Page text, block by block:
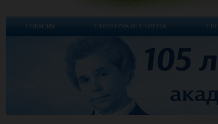
СОБЫТИЯ СТРУКТУРА ИНСТИТУТА